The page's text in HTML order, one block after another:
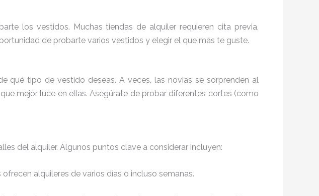
los vestidos. Muchas tiendas de alquiler requieren cita previa,
de probarte varios vestidos y elegir el que más te guste.
qué tipo de vestido deseas. A veces, las novias se sorprenden al
mejor luce en ellas. Asegúrate de probar diferentes cortes (como
del alquiler. Algunos puntos clave a considerar incluyen:
alquileres de varios días o incluso semanas.